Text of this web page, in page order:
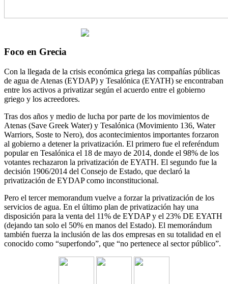
Foco en Grecia
Con la llegada de la crisis económica griega las compañías públicas
de agua de Atenas (EYDAP) y Tesalónica (EYATH) se encontraban
entre los activos a privatizar según el acuerdo entre el gobierno
griego y los acreedores.
Tras dos años y medio de lucha por parte de los movimientos de
Atenas (Save Greek Water) y Tesalónica (Movimiento 136, Water
Warriors, Soste to Nero), dos acontecimientos importantes forzaron
al gobierno a detener la privatización. El primero fue el referéndum
popular en Tesalónica el 18 de mayo de 2014, donde el 98% de los
votantes rechazaron la privatización de EYATH. El segundo fue la
decisión 1906/2014 del Consejo de Estado, que declaró la
privatización de EYDAP como inconstitucional.
Pero el tercer memorandum vuelve a forzar la privatización de los
servicios de agua. En el último plan de privatización hay una
disposición para la venta del 11% de EYDAP y el 23% DE EYATH
(dejando tan solo el 50% en manos del Estado). El memorándum
también fuerza la inclusión de las dos empresas en su totalidad en el
conocido como “superfondo”, que “no pertenece al sector público”.